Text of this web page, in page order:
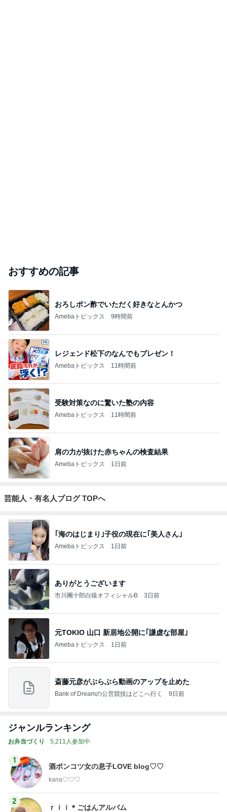
おすすめの記事
おろしポン酢でいただく好きなとんかつ
Amebaトピックス 9時間前
レジェンド松下のなんでもプレゼン！
Amebaトピックス 11時間前
受験対策なのに驚いた塾の内容
Amebaトピックス 11時間前
肩の力が抜けた赤ちゃんの検査結果
Amebaトピックス 1日前
芸能人・有名人ブログ TOPへ
｢海のはじまり｣子役の現在に｢美人さん｣
Amebaトピックス 1日前
ありがとうございます
市川團十郎白猿オフィシャルB 3日前
元TOKIO 山口 新居地公開に｢謙虚な部屋｣
Amebaトピックス 1日前
斎藤元彦がぶらぶら動画のアップを止めた
Bank of Dreamの公営競技はどこへ行く 9日前
ジャンルランキング
お弁当づくり 5,211人参加中
1
酒ポンコツ女の息子LOVE blog♡♡
kana♡♡♡
2
ｒｉｉ＊ごはんアルバム